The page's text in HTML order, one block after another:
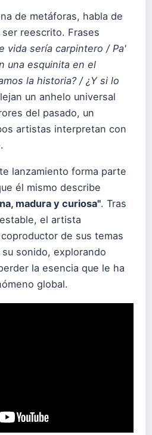
de metáforas, habla de
reescrito. Frases
vida sería carpintero / Pa'
una esquinita en el
la historia? / ¿Y si lo
un anhelo universal
del pasado, un
artistas interpretan con
lanzamiento forma parte
él mismo describe
madura y curiosa". Tras
el artista
de sus temas
sonido, explorando
la esencia que le ha
global.